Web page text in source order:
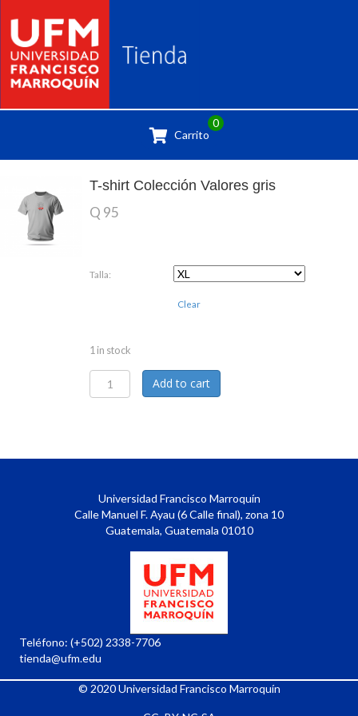
Carrito
0
T-shirt Colección Valores gris
Q 95
Talla:
Clear
1 in stock
T-
shirt
quantity
Add to cart
Universidad Francisco Marroquín
Calle Manuel F. Ayau (6 Calle final), zona 10
Guatemala, Guatemala 01010
Teléfono: (+502) 2338-7706
tienda@ufm.edu
© 2020Universidad Francisco Marroquín